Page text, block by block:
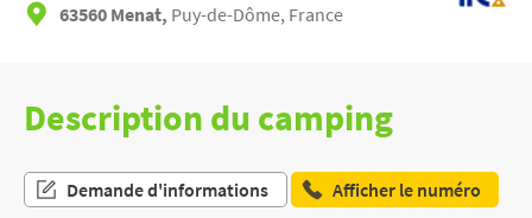
63560 Menat, Puy-de-Dôme, France
Description du camping
Demande d'informations
Afficher le numéro